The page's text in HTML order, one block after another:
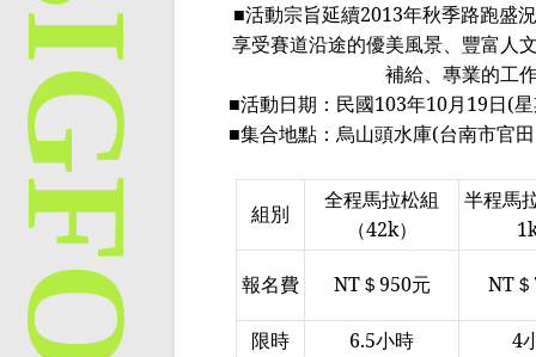
■活動宗旨延續2013年秋季路跑盛
享受賽道沿途的優美風景、豐富人
補給、專業的工
■活動日期：民國103年10月19日(
■集合地點：烏山頭水庫(台南市官
組別
全程馬拉松組
（42k）
半程馬
報名費 NT＄950元 NT＄
限時 6.5小時 4